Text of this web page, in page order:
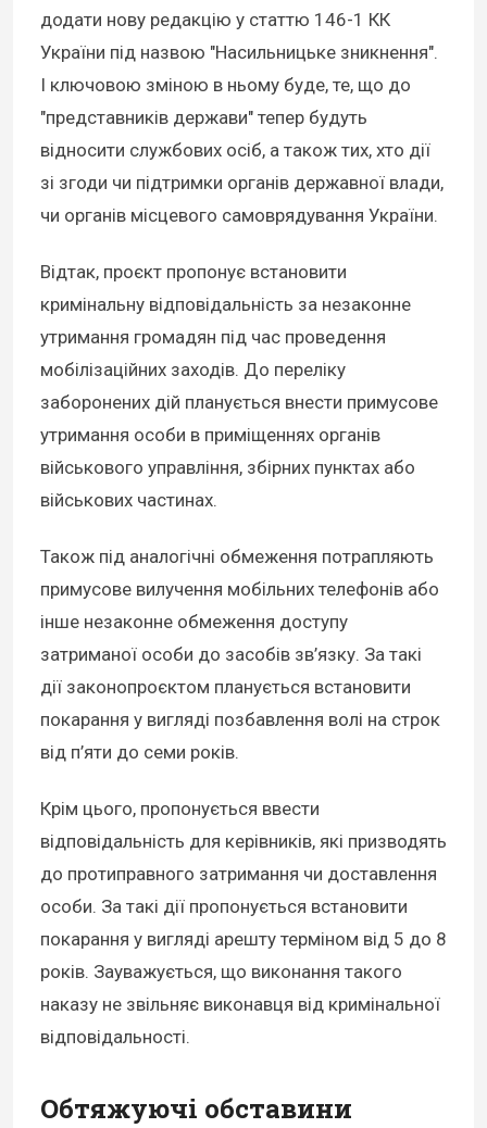
додати нову редакцію у статтю 146-1 КК
України під назвою "Насильницьке зникнення".
І ключовою зміною в ньому буде, те, що до
"представників держави" тепер будуть
відносити службових осіб, а також тих, хто дії
зі згоди чи підтримки органів державної влади,
чи органів місцевого самоврядування України.
Відтак, проєкт пропонує встановити
кримінальну відповідальність за незаконне
утримання громадян під час проведення
мобілізаційних заходів. До переліку
заборонених дій планується внести примусове
утримання особи в приміщеннях органів
військового управління, збірних пунктах або
військових частинах.
Також під аналогічні обмеження потрапляють
примусове вилучення мобільних телефонів або
інше незаконне обмеження доступу
затриманої особи до засобів зв’язку. За такі
дії законопроєктом планується встановити
покарання у вигляді позбавлення волі на строк
від п’яти до семи років.
Крім цього, пропонується ввести
відповідальність для керівників, які призводять
до протиправного затримання чи доставлення
особи. За такі дії пропонується встановити
покарання у вигляді арешту терміном від 5 до 8
років. Зауважується, що виконання такого
наказу не звільняє виконавця від кримінальної
відповідальності.
Обтяжуючі обставини